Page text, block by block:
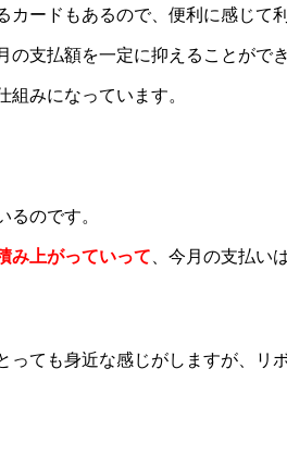
ードもあるので、便利に感じて
支払額を一定に抑えることができ
みになっています。
のです。
み上がっていって 、今月の支払い
ても身近な感じがしますが、リ